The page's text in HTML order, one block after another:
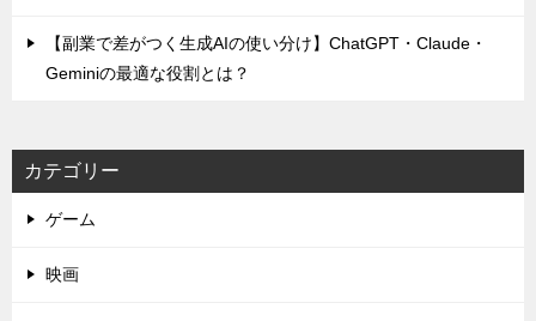
【副業で差がつく生成AIの使い分け】ChatGPT・Claude・
Geminiの最適な役割とは？
カテゴリー
ゲーム
映画